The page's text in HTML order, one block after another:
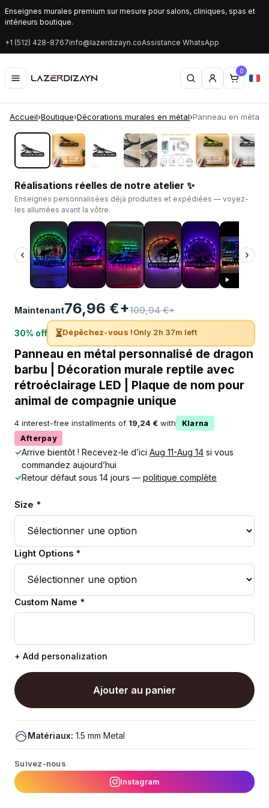
Enseignes murales premium sur mesure pour salons, cliniques, spas et
intérieurs boutique.
+1 (512) 428-8767info@lazerdizayn.coAssistance WhatsApp
0
Accueil›Boutique›Décorations murales en métal›Panneau en métal
‹ ›
Réalisations réelles de notre atelier ✨
Enseignes personnalisées déjà produites et expédiées — voyez-
les allumées avant la vôtre.
‹ ›
Maintenant76,96 €+109,94 €+
30% off ⏳Dépêchez-vous !Only 2h 37m left
Panneau en métal personnalisé de dragon
barbu | Décoration murale reptile avec
rétroéclairage LED | Plaque de nom pour
animal de compagnie unique
4 interest-free installments of 19,24 € with
Klarna
Afterpay
✓Arrive bientôt ! Recevez-le d’ici Aug 11-Aug 14 si vous
commandez aujourd’hui
✓Retour défaut sous 14 jours — politique complète
Size *
Light Options *
Custom Name *
+ Add personalization
Ajouter au panier
Matériaux: 1.5 mm Metal
Suivez-nous
Instagram